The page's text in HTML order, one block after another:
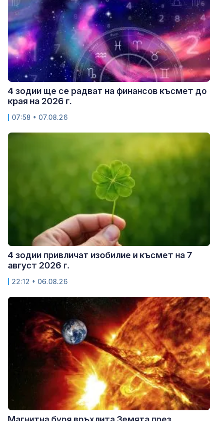
4 зодии ще се радват на финансов късмет до
края на 2026 г.
07:58 • 07.08.26
4 зодии привличат изобилие и късмет на 7
август 2026 г.
22:12 • 06.08.26